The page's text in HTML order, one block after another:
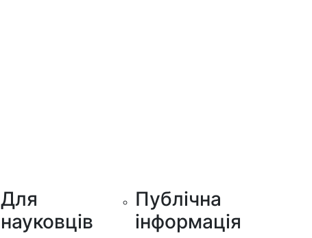
Для
науковців
Публічна
інформація